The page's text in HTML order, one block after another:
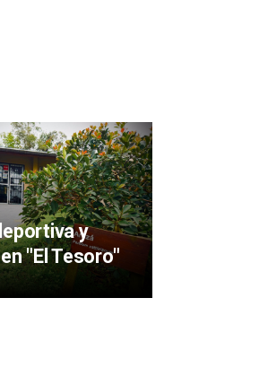
y
"El Tesoro"